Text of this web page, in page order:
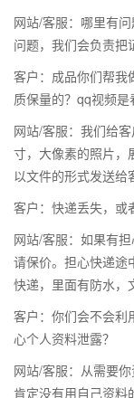
网站/客服：哪里有
问题，我们会负责把
客户：成品你们帮我
质保量的？qq视频是
网站/客服：我们给
寸，大像素的照片，
以文件的形式发送给
客户：快递丢失，或
网站/客服：如果有
请保价。担心快递途
快递，里面有防水，
客户：你们会不会利
心个人资料泄露？
网站/客服：从需要
肯定没有用自己资料